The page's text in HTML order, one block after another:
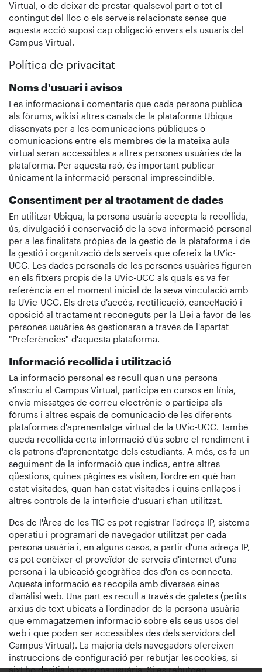
Virtual, o de deixar de prestar qualsevol part o tot el
contingut del lloc o els serveis relacionats sense que
aquesta acció suposi cap obligació envers els usuaris del
Campus Virtual.
Política de privacitat
Noms d'usuari i avisos
Les informacions i comentaris que cada persona publica
als fòrums, wikis i altres canals de la plataforma Ubiqua
dissenyats per a les comunicacions públiques o
comunicacions entre els membres de la mateixa aula
virtual seran accessibles a altres persones usuàries de la
plataforma. Per aquesta raó, és important publicar
únicament la informació personal imprescindible.
Consentiment per al tractament de dades
En utilitzar Ubiqua, la persona usuària accepta la recollida,
ús, divulgació i conservació de la seva informació personal
per a les finalitats pròpies de la gestió de la plataforma i de
la gestió i organització dels serveis que ofereix la UVic-
UCC. Les dades personals de les persones usuàries figuren
en els fitxers propis de la UVic-UCC als quals es va fer
referència en el moment inicial de la seva vinculació amb
la UVic-UCC. Els drets d'accés, rectificació, cancel·lació i
oposició al tractament reconeguts per la Llei a favor de les
persones usuàries és gestionaran a través de l'apartat
"Preferències" d'aquesta plataforma.
Informació recollida i utilització
La informació personal es recull quan una persona
s'inscriu al Campus Virtual, participa en cursos en línia,
envia missatges de correu electrònic o participa als
fòrums i altres espais de comunicació de les diferents
plataformes d'aprenentatge virtual de la UVic-UCC. També
queda recollida certa informació d'ús sobre el rendiment i
els patrons d'aprenentatge dels estudiants. A més, es fa un
seguiment de la informació que indica, entre altres
qüestions, quines pàgines es visiten, l'ordre en què han
estat visitades, quan han estat visitades i quins enllaços i
altres controls de la interfície d'usuari s'han utilitzat.
Des de l'Àrea de les TIC es pot registrar l'adreça IP, sistema
operatiu i programari de navegador utilitzat per cada
persona usuària i, en alguns casos, a partir d'una adreça IP,
es pot conèixer el proveïdor de serveis d'internet d'una
persona i la ubicació geogràfica des d'on es connecta.
Aquesta informació es recopila amb diverses eines
d'anàlisi web. Una part es recull a través de galetes (petits
arxius de text ubicats a l'ordinador de la persona usuària
que emmagatzemen informació sobre els seus usos del
web i que poden ser accessibles des dels servidors del
Campus Virtual). La majoria dels navegadors ofereixen
instruccions de configuració per rebutjar les cookies, si